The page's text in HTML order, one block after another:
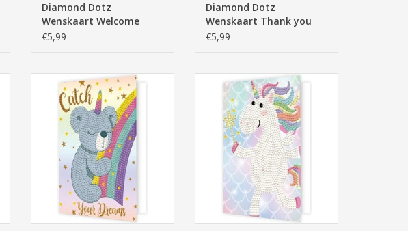
Diamond Dotz
Wenskaart Welcome
Baby
€5,99
Diamond Dotz
Wenskaart Thank you
Heart
€5,99
Diamond Dotz Wenskaart Catch
your Dreams
TOEVOEGEN AAN WINKELWAGEN
Diamond Dotz Wenskaart
Unicorn
TOEVOEGEN AAN WINKELWAGEN